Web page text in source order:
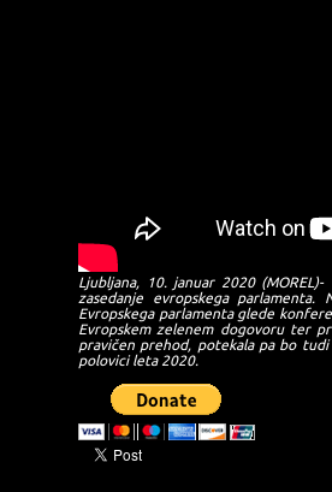
Ljubljana, 10. januar 2020
zasedanje evropskega
Evropskega parlamenta glede
Evropskem zelenem dogovoru ter
pravičen prehod, potekala pa bo
polovici leta 2020.